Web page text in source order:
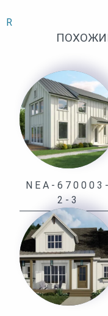
R
NEA-670003-
2-3